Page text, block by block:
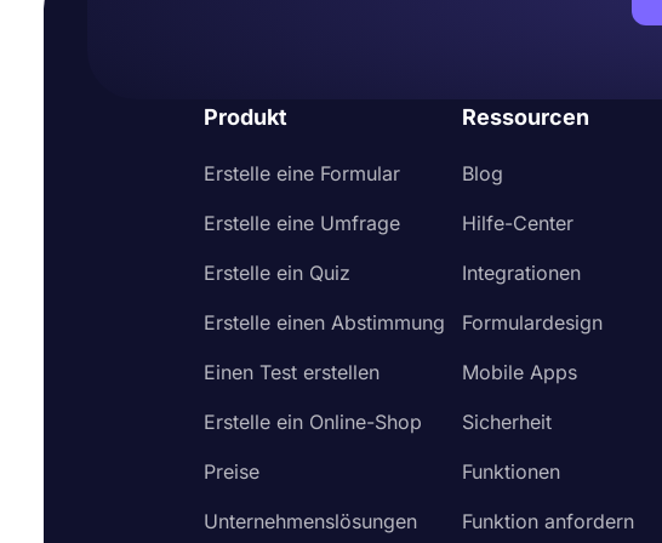
Produkt
Erstelle eine Formular
Erstelle eine Umfrage
Erstelle ein Quiz
Erstelle einen Abstimmung
Einen Test erstellen
Erstelle ein Online-Shop
Preise
Unternehmenslösungen
Ressourcen
Blog
Hilfe-Center
Integrationen
Formulardesign
Mobile Apps
Sicherheit
Funktionen
Funktion anfordern